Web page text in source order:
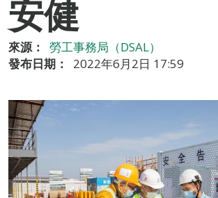
安健
來源：
勞工事務局（DSAL）
發布日期：
2022年6月2日 17:59